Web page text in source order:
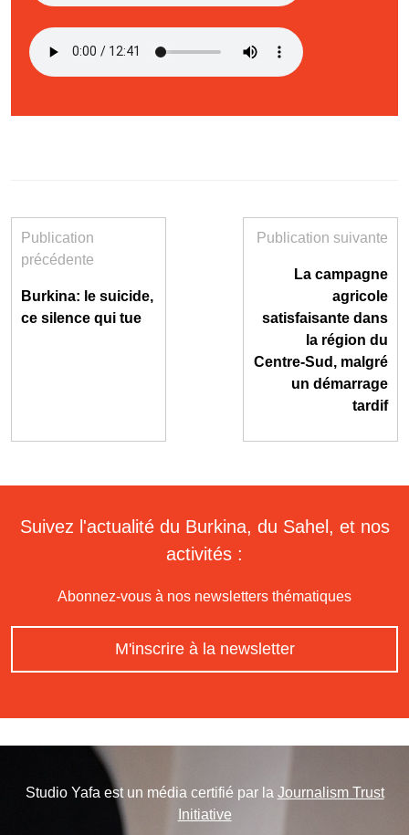
Publication
précédente
Burkina: le suicide,
ce silence qui tue
Publication suivante
La campagne
agricole
satisfaisante dans
la région du
Centre-Sud, malgré
un démarrage
tardif
Suivez l'actualité du Burkina, du Sahel, et nos
activités :
Abonnez-vous à nos newsletters thématiques
M'inscrire à la newsletter
Studio Yafa est un média certifié par la Journalism Trust
Initiative